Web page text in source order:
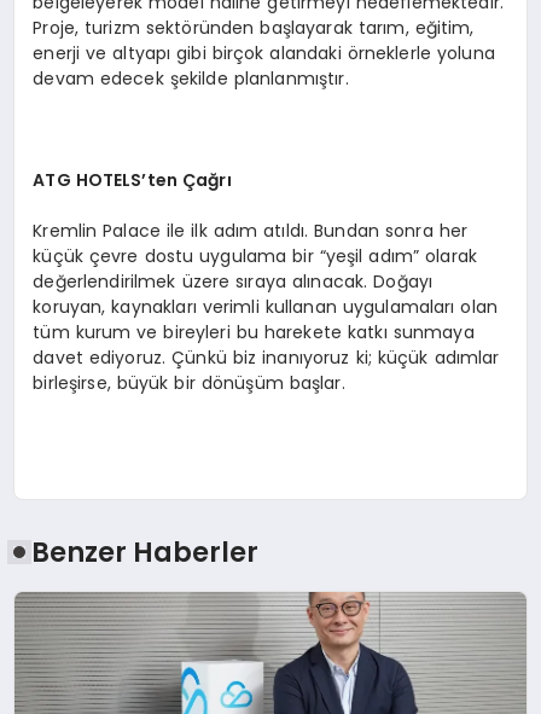
Proje, turizm sektöründen başlayarak tarım, eğitim,
enerji ve altyapı gibi birçok alandaki örneklerle yoluna
devam edecek şekilde planlanmıştır.
ATG HOTELS’ten Çağrı
Kremlin Palace ile ilk adım atıldı. Bundan sonra her
küçük çevre dostu uygulama bir “yeşil adım” olarak
değerlendirilmek üzere sıraya alınacak. Doğayı
koruyan, kaynakları verimli kullanan uygulamaları olan
tüm kurum ve bireyleri bu harekete katkı sunmaya
davet ediyoruz. Çünkü biz inanıyoruz ki; küçük adımlar
birleşirse, büyük bir dönüşüm başlar.
Benzer Haberler